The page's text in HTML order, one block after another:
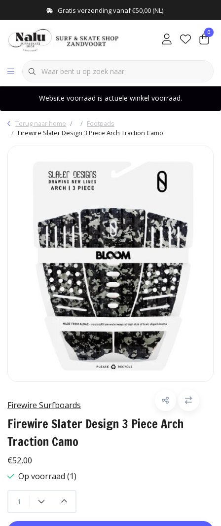
Gratis verzending vanaf €50,00 (NL)
0
Website voorraad is actuele winkel voorraad.
Terug naar home
Footpads
Firewire Slater Design 3 Piece Arch Traction Camo
Firewire Surfboards
Firewire Slater Design 3 Piece Arch
Traction Camo
€52,00
Op voorraad (1)